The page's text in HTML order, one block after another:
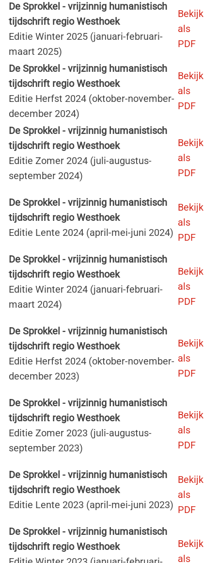
De Sprokkel - vrijzinnig humanistisch
tijdschrift regio Westhoek
Editie Winter 2025 (januari-februari-
maart 2025)
Bekijk
als
PDF
De Sprokkel - vrijzinnig humanistisch
tijdschrift regio Westhoek
Editie Herfst 2024 (oktober-november-
december 2024)
Bekijk
als
PDF
De Sprokkel - vrijzinnig humanistisch
tijdschrift regio Westhoek
Editie Zomer 2024 (juli-augustus-
september 2024)
Bekijk
als
PDF
De Sprokkel - vrijzinnig humanistisch
tijdschrift regio Westhoek
Editie Lente 2024 (april-mei-juni 2024)
Bekijk
als
PDF
De Sprokkel - vrijzinnig humanistisch
tijdschrift regio Westhoek
Editie Winter 2024 (januari-februari-
maart 2024)
Bekijk
als
PDF
De Sprokkel - vrijzinnig humanistisch
tijdschrift regio Westhoek
Editie Herfst 2024 (oktober-november-
december 2023)
Bekijk
als
PDF
De Sprokkel - vrijzinnig humanistisch
tijdschrift regio Westhoek
Editie Zomer 2023 (juli-augustus-
september 2023)
Bekijk
als
PDF
De Sprokkel - vrijzinnig humanistisch
tijdschrift regio Westhoek
Editie Lente 2023 (april-mei-juni 2023)
Bekijk
als
PDF
De Sprokkel - vrijzinnig humanistisch
tijdschrift regio Westhoek
Bekijk
als